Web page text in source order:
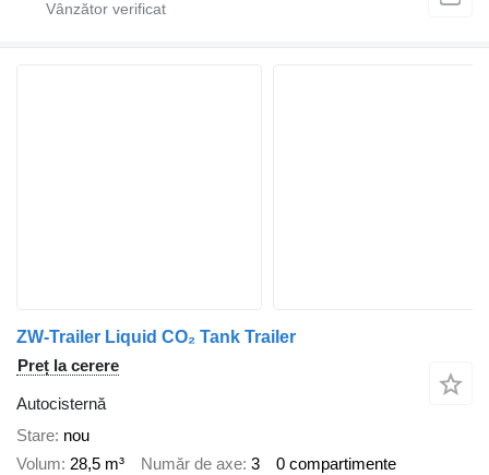
ZW-Trailer Liquid CO₂ Tank Trailer
Preț la cerere
Autocisternă
Stare nou
Volum 28,5 m³ Număr de axe 3 0 compartimente